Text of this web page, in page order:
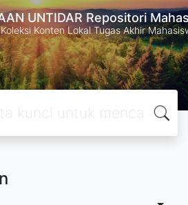
UNTIDAR Repositori
Konten Lokal Tugas Akhir